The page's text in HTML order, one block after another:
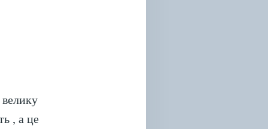
, а це